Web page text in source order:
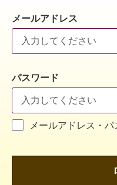
メールアドレス
パスワード
メールアドレス・